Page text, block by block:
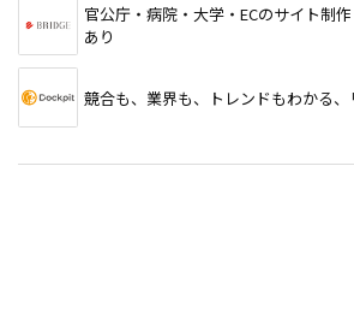
官公庁・病院・大学・ECのサイト制
あり
競合も、業界も、トレンドもわかる